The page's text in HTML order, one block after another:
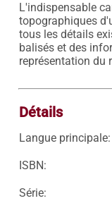
L'indispensable
topographiques
tous les détails
balisés et des
représentation du
Détails
Langue principale:
ISBN:
Série: